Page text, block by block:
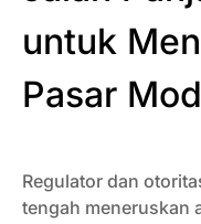
untuk
Pasar
Regulator dan
tengah meneruskan